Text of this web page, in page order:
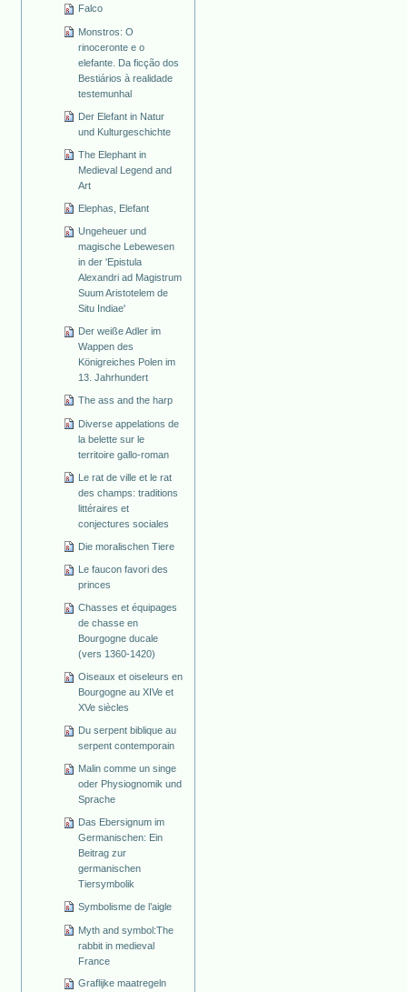
Falco
Monstros: O
rinoceronte e o
elefante. Da ficção dos
Bestiários à realidade
testemunhal
Der Elefant in Natur
und Kulturgeschichte
The Elephant in
Medieval Legend and
Art
Elephas, Elefant
Ungeheuer und
magische Lebewesen
in der 'Epistula
Alexandri ad Magistrum
Suum Aristotelem de
Situ Indiae'
Der weiße Adler im
Wappen des
Königreiches Polen im
13. Jahrhundert
The ass and the harp
Diverse appelations de
la belette sur le
territoire gallo-roman
Le rat de ville et le rat
des champs: traditions
littéraires et
conjectures sociales
Die moralischen Tiere
Le faucon favori des
princes
Chasses et équipages
de chasse en
Bourgogne ducale
(vers 1360-1420)
Oiseaux et oiseleurs en
Bourgogne au XIVe et
XVe siècles
Du serpent biblique au
serpent contemporain
Malin comme un singe
oder Physiognomik und
Sprache
Das Ebersignum im
Germanischen: Ein
Beitrag zur
germanischen
Tiersymbolik
Symbolisme de l’aigle
Myth and symbol:The
rabbit in medieval
France
Graflijke maatregeln